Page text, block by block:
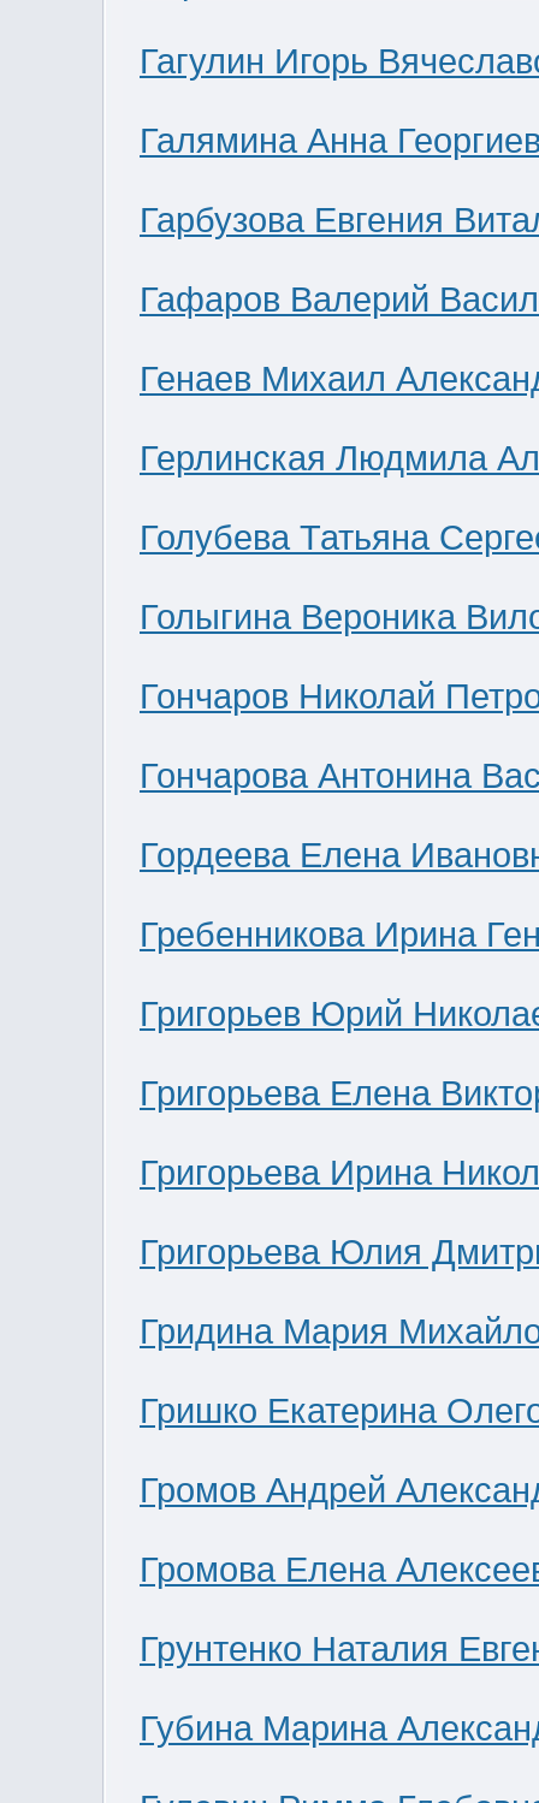
Гагулин Игорь
Галямина Анна
Гарбузова Евгения
Гафаров Валерий
Генаев Михаил
Герлинская Людмила
Голубева Татьяна
Голыгина Вероника
Гончаров Николай
Гончарова Антонина
Гордеева Елена
Гребенникова Ирина
Григорьев Юрий
Григорьева Елена
Григорьева Ирина
Григорьева Юлия
Гридина Мария
Гришко Екатерина
Громов Андрей
Громова Елена
Грунтенко Наталия
Губина Марина